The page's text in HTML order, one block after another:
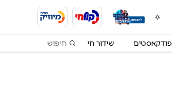
פודקאסטים שידור חי